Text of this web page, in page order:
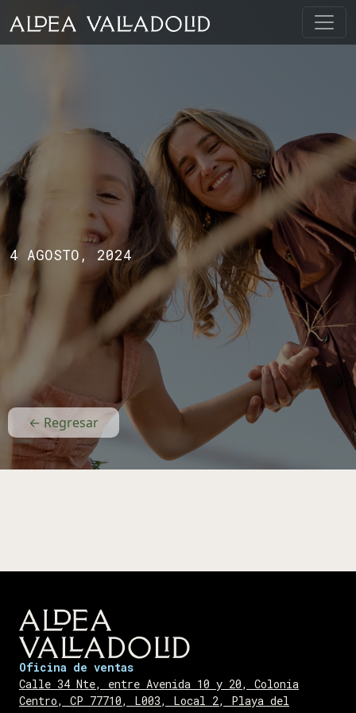
4 AGOSTO, 2024
← Regresar
Oficina de ventas
Calle 34 Nte, entre Avenida 10 y 20, Colonia
Centro, CP 77710, L003, Local 2, Playa del